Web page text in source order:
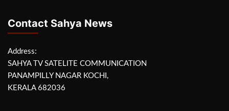
Contact Sahya News
Address:
SAHYA TV SATELITE COMMUNICATION
PANAMPILLY NAGAR KOCHI,
KERALA 682036